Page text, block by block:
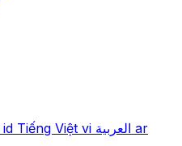
id Tiếng Việt vi العربية ar